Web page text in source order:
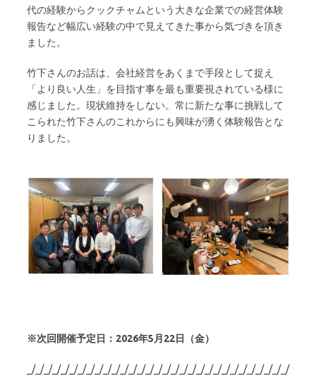
代の経験からクックチャムという大きな企業での経営体験
報告など幅広い経験の中で見えてきた事から気づきを頂き
ました。
竹下さんのお話は、会社経営をあくまで手段として捉え
「より良い人生」を目指す事を最も重要視されている様に
感じました。現状維持をしない。常に新たな事に挑戦して
こられた竹下さんのこれからにも興味が湧く体験報告とな
りました。
※次回開催予定日：2026年5月22日（金）
_/_/_/_/_/_/_/_/_/_/_/_/_/_/_/_/_/_/_/_/_/_/_/_/_/_/_/_/_/_/_/